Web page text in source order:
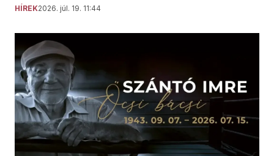
HÍREK2026. júl. 19. 11:44